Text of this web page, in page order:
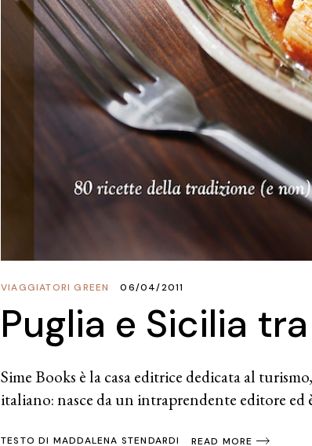
VIAGGIATORI GREEN 06/04/2011
Puglia e Sicilia
Sime Books è la casa editrice dedicata al
italiano: nasce da un intraprendente editore ed
TESTO DI MADDALENA STENDARDI READ MORE